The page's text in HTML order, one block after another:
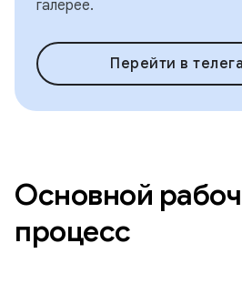
галерее.
Перейти в
Основной
процесс